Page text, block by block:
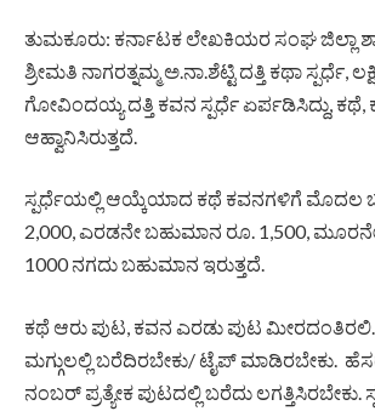
ತುಮಕೂರು: ಕರ್ನಾಟಕ ಲೇಖಕಿಯರ ಸಂಘ ಜಿಲ್ಲಾ
ಶ್ರೀಮತಿ ನಾಗರತ್ನಮ್ಮ ಅ.ನಾ.ಶೆಟ್ಟಿ ದತ್ತಿ ಕಥಾ ಸ್ಪರ್ಧೆ,
ಗೋವಿಂದಯ್ಯ ದತ್ತಿ ಕವನ ಸ್ಪರ್ಧೆ ಏರ್ಪಡಿಸಿದ್ದು, ಕಥೆ,
ಆಹ್ವಾನಿಸಿರುತ್ತದೆ.
ಸ್ಪರ್ಧೆಯಲ್ಲಿ ಆಯ್ಕೆಯಾದ ಕಥೆ ಕವನಗಳಿಗೆ ಮೊದಲ
2,000, ಎರಡನೇ ಬಹುಮಾನ ರೂ. 1,500,
1000 ನಗದು ಬಹುಮಾನ ಇರುತ್ತದೆ.
ಕಥೆ ಆರು ಪುಟ, ಕವನ ಎರಡು ಪುಟ
ಮಗ್ಗುಲಲ್ಲಿ ಬರೆದಿರಬೇಕು/ ಟೈಪ್ ಮಾಡಿರಬೇಕು.
ನಂಬರ್ ಪ್ರತ್ಯೇಕ ಪುಟದಲ್ಲಿ ಬರೆದು